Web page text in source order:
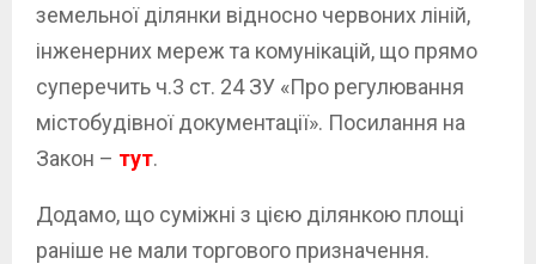
земельної ділянки відносно червоних ліній,
інженерних мереж та комунікацій, що прямо
суперечить ч.3 ст. 24 ЗУ «Про регулювання
містобудівної документації». Посилання на
Закон – тут.
Додамо, що суміжні з цією ділянкою площі
раніше не мали торгового призначення.